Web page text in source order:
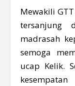
Mewakili
tersanjung
madrasah
semoga
ucap Kelik.